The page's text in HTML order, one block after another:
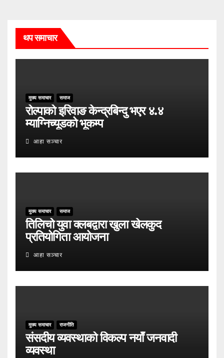
थप समाचार
मुख्य समाचार समाज
रोल्पाको इरिवाङ केन्द्रबिन्दु भएर ४.४
म्याग्निच्यूडको भूकम्प
आहा सञ्चार
मुख्य समाचार समाज
तिलिचो युवा क्लबद्वारा खुला खेलकुद
प्रतियोगिता आयोजना
आहा सञ्चार
मुख्य समाचार राजनीति
संसदीय व्यवस्थाको विकल्प नयाँ जनवादी
व्यवस्था